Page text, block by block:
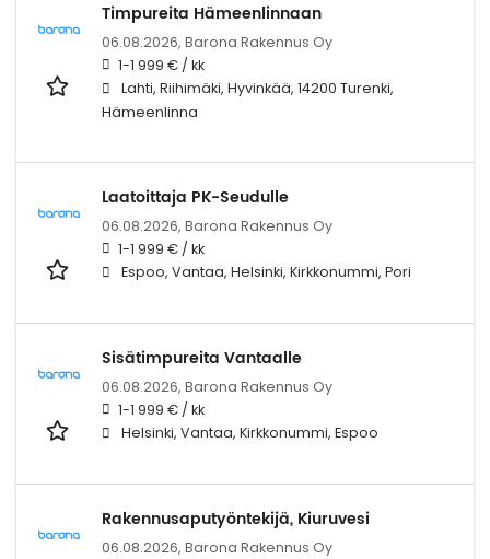
Timpureita Hämeenlinnaan
06.08.2026, Barona Rakennus Oy
1-1 999 € / kk
Lahti, Riihimäki, Hyvinkää, 14200 Turenki,
Hämeenlinna
Laatoittaja PK-Seudulle
06.08.2026, Barona Rakennus Oy
1-1 999 € / kk
Espoo, Vantaa, Helsinki, Kirkkonummi, Pori
Sisätimpureita Vantaalle
06.08.2026, Barona Rakennus Oy
1-1 999 € / kk
Helsinki, Vantaa, Kirkkonummi, Espoo
Rakennusaputyöntekijä, Kiuruvesi
06.08.2026, Barona Rakennus Oy